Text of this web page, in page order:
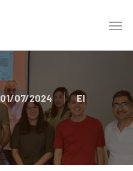
Menu
01/07/2024
El